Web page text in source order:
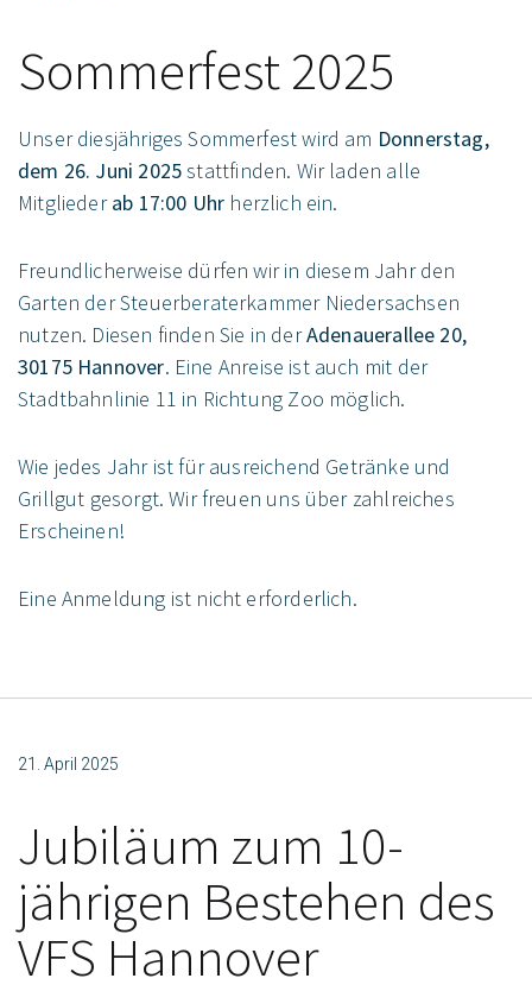
Sommerfest 2025
Unser diesjähriges Sommerfest wird am Donnerstag,
dem 26. Juni 2025stattfinden. Wir laden alle
Mitgliederab 17:00 Uhr herzlich ein.
Freundlicherweise dürfen wir in diesem Jahr den
Garten der Steuerberaterkammer Niedersachsen
nutzen. Diesen finden Sie in derAdenauerallee 20,
30175 Hannover. Eine Anreise ist auch mit der
Stadtbahnlinie 11 in Richtung Zoo möglich.
Wie jedes Jahr ist für ausreichend Getränke und
Grillgut gesorgt. Wir freuen uns über zahlreiches
Erscheinen!
Eine Anmeldung ist nicht erforderlich.
21. April 2025
Jubiläum zum 10-
jährigen Bestehen des
VFS Hannover